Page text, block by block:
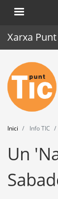
Xarxa Punt
Inici
Punt TIC
Actualitat
Agenda
Formació
Eines
Inici Info TIC
Un